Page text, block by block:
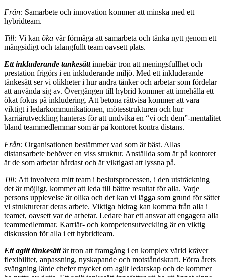
Från: Samarbete och innovation kommer att minska med ett
hybridteam.
Till: Vi kan öka vår förmåga att samarbeta och tänka nytt genom ett
mångsidigt och talangfullt team oavsett plats.
Ett inkluderande tankesättinnebär tron att meningsfullhet och
prestation frigörs i en inkluderande miljö. Med ett inkluderande
tänkesätt ser vi olikheter i hur andra tänker och arbetar som fördelar
att använda sig av. Övergången till hybrid kommer att innehålla ett
ökat fokus på inkludering. Att betona rättvisa kommer att vara
viktigt i ledarkommunikationen, mötesstrukturen och hur
karriärutveckling hanteras för att undvika en “vi och dem”-mentalitet
bland teammedlemmar som är på kontoret kontra distans.
Från: Organisationen bestämmer vad som är bäst. Allas
distansarbete behöver en viss struktur. Anställda som är på kontoret
är de som arbetar hårdast och är viktigast att lyssna på.
Till: Att involvera mitt team i beslutsprocessen, i den utsträckning
det är möjligt, kommer att leda till bättre resultat för alla. Varje
persons upplevelse är olika och det kan vi lägga som grund för sättet
vi strukturerar deras arbete. Viktiga bidrag kan komma från alla i
teamet, oavsett var de arbetar. Ledare har ett ansvar att engagera alla
teammedlemmar. Karriär- och kompetensutveckling är en viktig
diskussion för alla i ett hybridteam.
Ett agilt tänkesättär tron att framgång i en komplex värld kräver
flexibilitet, anpassning, nyskapande och motståndskraft. Förra årets
svängning lärde chefer mycket om agilt ledarskap och de kommer